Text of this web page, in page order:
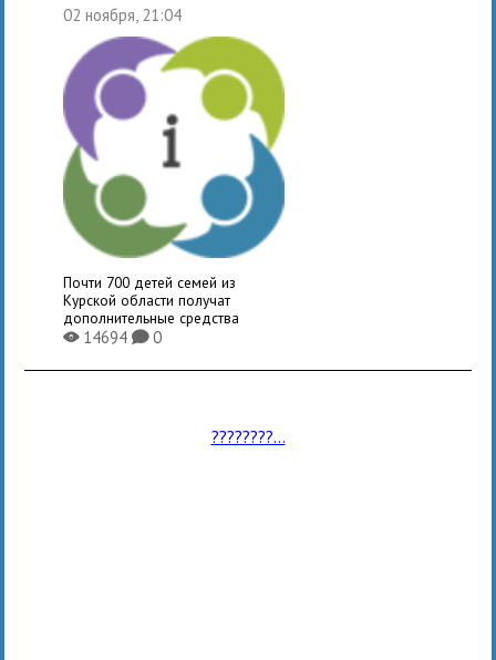
02 ноября, 21:04
Почти 700 детей семей из
Курской области получат
дополнительные средства
X14694K0
????????...